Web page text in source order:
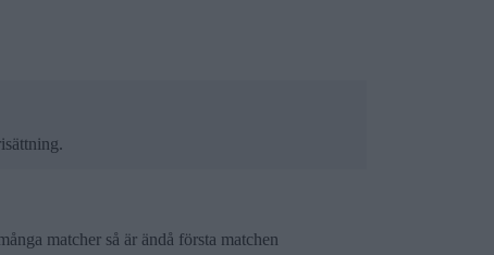
matcher så är ändå första matchen